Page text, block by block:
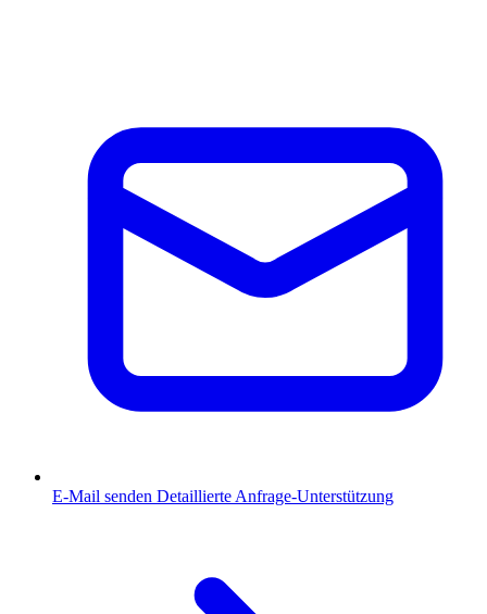
E-Mail senden Detaillierte Anfrage-Unterstützung